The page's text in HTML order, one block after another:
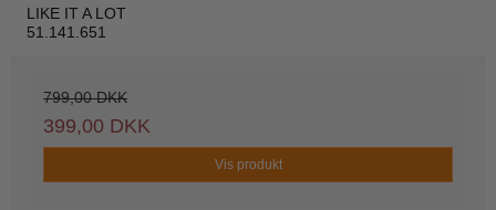
LIKE IT A LOT
51.141.651
799,00 DKK
399,00 DKK
Vis produkt